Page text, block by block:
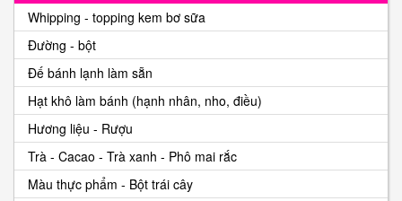
Whipping - topping kem bơ sữa
Đường - bột
Đế bánh lạnh làm sẵn
Hạt khô làm bánh (hạnh nhân, nho, điều)
Hương liệu - Rượu
Trà - Cacao - Trà xanh - Phô mai rắc
Màu thực phẩm - Bột trái cây